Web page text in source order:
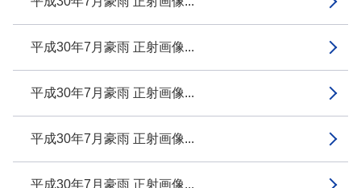
平成30年7月豪雨 正射画像...
平成30年7月豪雨 正射画像...
平成30年7月豪雨 正射画像...
平成30年7月豪雨 正射画像...